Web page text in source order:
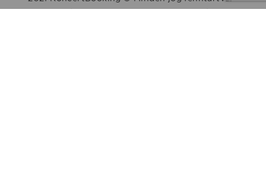
Kapcsolat | Telefonszám: +36 30 157 9812 | E-mail: